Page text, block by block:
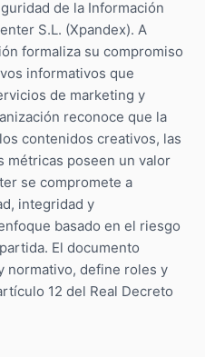
productos
IA
de la Información
S.L. (Xpandex). A
formaliza su compromiso
informativos que
de marketing y
reconoce que la
contenidos creativos, las
métricas poseen un valor
se compromete a
integridad y
basado en el riesgo
El documento
normativo, define roles y
12 del Real Decreto